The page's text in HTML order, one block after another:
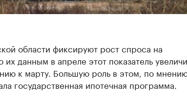
области фиксируют рост спроса на
данным в апреле этот показатель
к марту. Большую роль в этом, по
государственная ипотечная программа.